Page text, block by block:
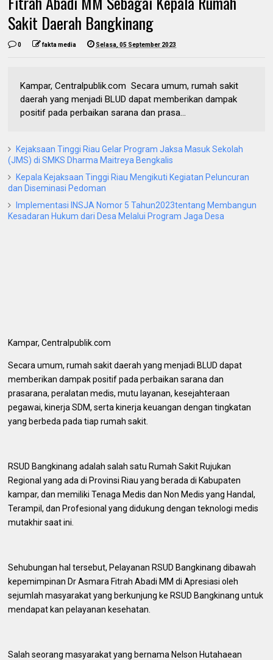
Sakit Daerah Bangkinang
0 fakta media Selasa, 05 September 2023
Kampar, Centralpublik.com Secara umum, rumah sakit
daerah yang menjadi BLUD dapat memberikan dampak
positif pada perbaikan sarana dan prasa...
Kejaksaan Tinggi Riau Gelar Program Jaksa Masuk Sekolah
(JMS) di SMKS Dharma Maitreya Bengkalis
Kepala Kejaksaan Tinggi Riau Mengikuti Kegiatan Peluncuran
dan Diseminasi Pedoman
Implementasi INSJA Nomor 5 Tahun2023tentang Membangun
Kesadaran Hukum dari Desa Melalui Program Jaga Desa
Kampar, Centralpublik.com
Secara umum, rumah sakit daerah yang menjadi BLUD dapat
memberikan dampak positif pada perbaikan sarana dan
prasarana, peralatan medis, mutu layanan, kesejahteraan
pegawai, kinerja SDM, serta kinerja keuangan dengan tingkatan
yang berbeda pada tiap rumah sakit.
RSUD Bangkinang adalah salah satu Rumah Sakit Rujukan
Regional yang ada di Provinsi Riau yang berada di Kabupaten
kampar, dan memiliki Tenaga Medis dan Non Medis yang Handal,
Terampil, dan Profesional yang didukung dengan teknologi medis
mutakhir saat ini.
Sehubungan hal tersebut, Pelayanan RSUD Bangkinang dibawah
kepemimpinan Dr Asmara Fitrah Abadi MM di Apresiasi oleh
sejumlah masyarakat yang berkunjung ke RSUD Bangkinang untuk
mendapat kan pelayanan kesehatan.
Salah seorang masyarakat yang bernama Nelson Hutahaean